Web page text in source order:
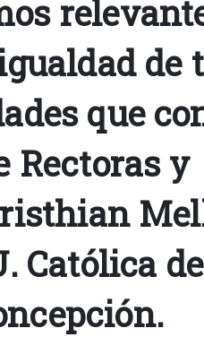
de
que
Rectoras y
Católica